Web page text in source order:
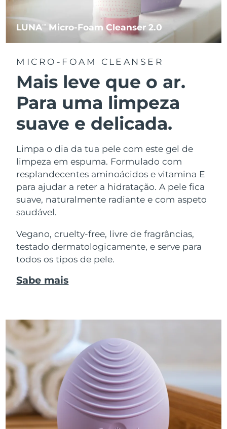
LUNATM Micro-Foam Cleanser 2.0
MICRO-FOAM CLEANSER
Mais leve que o ar.
Para uma limpeza
suave e delicada.
Limpa o dia da tua pele com este gel de
limpeza em espuma. Formulado com
resplandecentes aminoácidos e vitamina E
para ajudar a reter a hidratação. A pele fica
suave, naturalmente radiante e com aspeto
saudável.
Vegano, cruelty-free, livre de fragrâncias,
testado dermatologicamente, e serve para
todos os tipos de pele.
Sabe mais